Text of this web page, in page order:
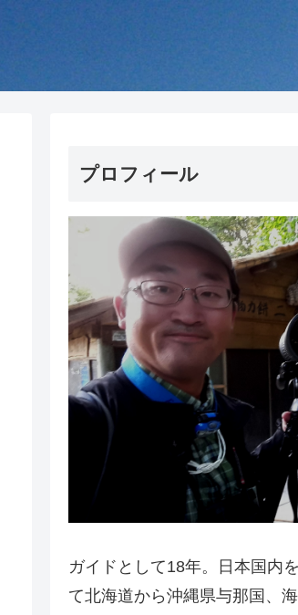
プロフィール
ガイドとして18年。日本国内
て北海道から沖縄県与那国、